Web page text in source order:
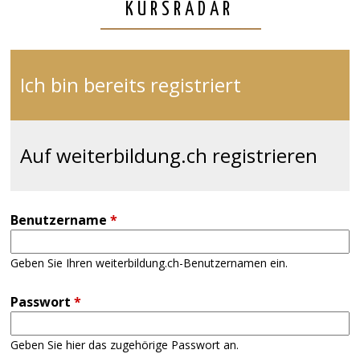
KURSRADAR
Ich bin bereits registriert
Auf weiterbildung.ch registrieren
Benutzername*
Geben Sie Ihren weiterbildung.ch-Benutzernamen ein.
Passwort*
Geben Sie hier das zugehörige Passwort an.